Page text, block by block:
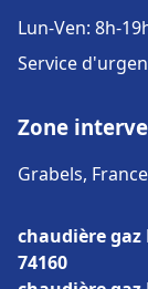
Lun-Ven: 8h-
Service
Zone
Grabels, France
chaudière gaz
74160